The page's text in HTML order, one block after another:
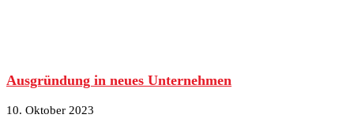
Ausgründung in neues Unternehmen
10. Oktober 2023